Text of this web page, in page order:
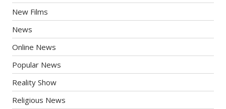
New Films
News
Online News
Popular News
Reality Show
Religious News